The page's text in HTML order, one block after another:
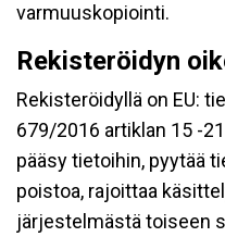
varmuuskopiointi.
Rekisteröidyn
Rekisteröidyllä on EU:
679/2016 artiklan 15 -
pääsy tietoihin, pyytää
poistoa, rajoittaa
järjestelmästä toiseen